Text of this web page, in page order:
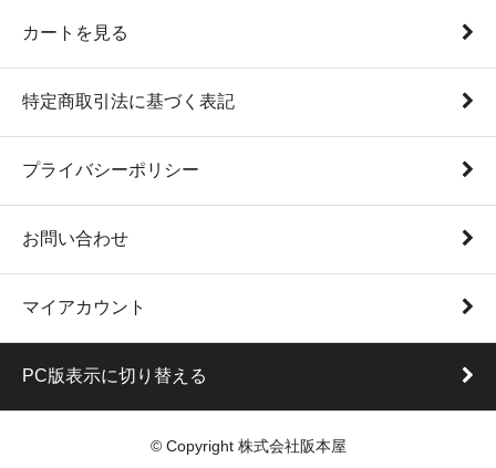
カートを見る
特定商取引法に基づく表記
プライバシーポリシー
お問い合わせ
マイアカウント
PC版表示に切り替える
© Copyright 株式会社阪本屋